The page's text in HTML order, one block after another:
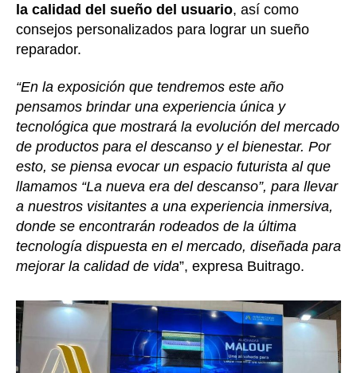
la calidad del sueño del usuario, así como
consejos personalizados para lograr un sueño
reparador.
“En la exposición que tendremos este año
pensamos brindar una experiencia única y
tecnológica que mostrará la evolución del mercado
de productos para el descanso y el bienestar. Por
esto, se piensa evocar un espacio futurista al que
llamamos “La nueva era del descanso”, para llevar
a nuestros visitantes a una experiencia inmersiva,
donde se encontrarán rodeados de la última
tecnología dispuesta en el mercado, diseñada para
mejorar la calidad de vida”, expresa Buitrago.